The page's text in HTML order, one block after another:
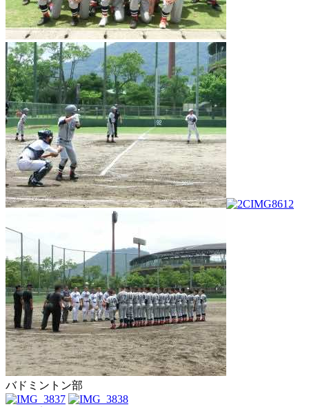
バドミントン部